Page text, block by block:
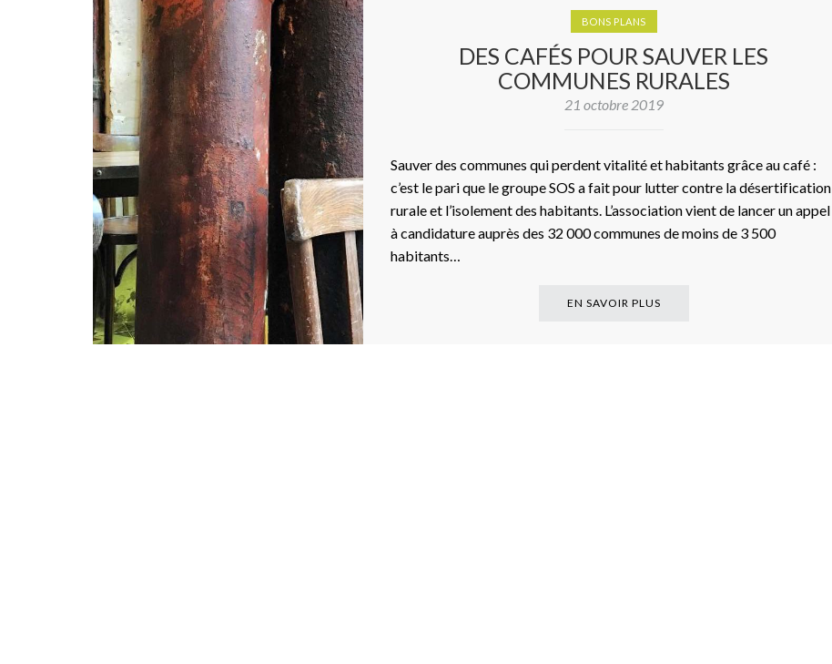
BONS PLANS
DES CAFÉS POUR SAUVER LES
COMMUNES RURALES
21 octobre 2019
Sauver des communes qui perdent vitalité et habitants grâce au café :
c’est le pari que le groupe SOS a fait pour lutter contre la désertification
rurale et l’isolement des habitants. L’association vient de lancer un appel
à candidature auprès des 32 000 communes de moins de 3 500
habitants…
EN SAVOIR PLUS